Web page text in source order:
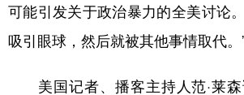
可能引发关于政治暴力的全美讨论
吸引眼球，然后就被其他事情取代。
美国记者、播客主持人范·莱森